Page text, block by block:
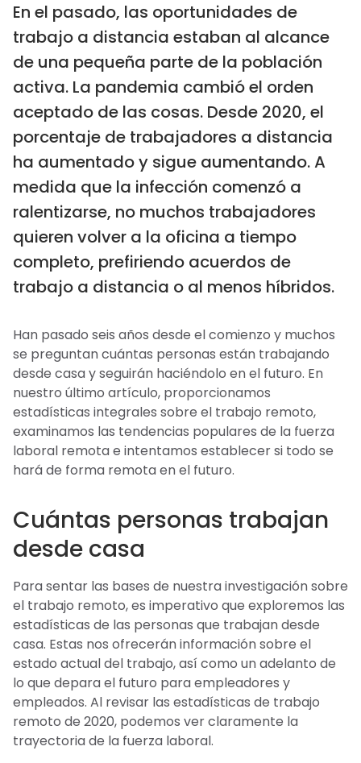
En el pasado, las oportunidades de
trabajo a distancia estaban al alcance
de una pequeña parte de la población
activa. La pandemia cambió el orden
aceptado de las cosas. Desde 2020, el
porcentaje de trabajadores a distancia
ha aumentado y sigue aumentando. A
medida que la infección comenzó a
ralentizarse, no muchos trabajadores
quieren volver a la oficina a tiempo
completo, prefiriendo acuerdos de
trabajo a distancia o al menos híbridos.
Han pasado seis años desde el comienzo y muchos
se preguntan cuántas personas están trabajando
desde casa y seguirán haciéndolo en el futuro. En
nuestro último artículo, proporcionamos
estadísticas integrales sobre el trabajo remoto,
examinamos las tendencias populares de la fuerza
laboral remota e intentamos establecer si todo se
hará de forma remota en el futuro.
Cuántas personas trabajan
desde casa
Para sentar las bases de nuestra investigación sobre
el trabajo remoto, es imperativo que exploremos las
estadísticas de las personas que trabajan desde
casa. Estas nos ofrecerán información sobre el
estado actual del trabajo, así como un adelanto de
lo que depara el futuro para empleadores y
empleados. Al revisar las estadísticas de trabajo
remoto de 2020, podemos ver claramente la
trayectoria de la fuerza laboral.